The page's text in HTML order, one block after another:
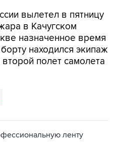
вылетел в пятницу
в Качугском
назначенное время
находился экипаж
полет самолета
ленту